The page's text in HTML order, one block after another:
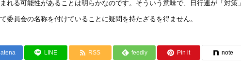
れる可能性があることは明らかなのです。そういう意味で、日行連が「対策」
委員会の名称を付けていることに疑問を持たざるを得ません。
LINE RSS feedly Pin it note